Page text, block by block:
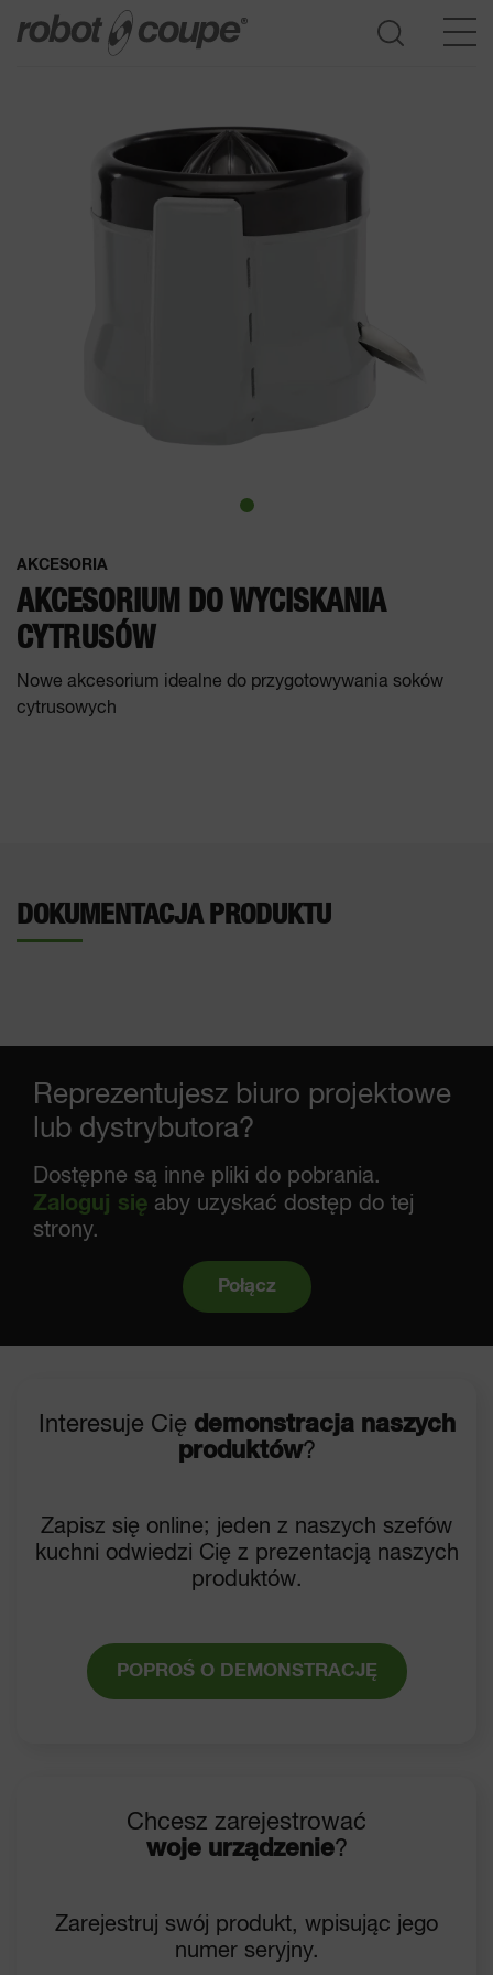
AKCESORIA
AKCESORIUM DO WYCISKANIA
CYTRUSÓW
Nowe akcesorium idealne do przygotowywania soków
cytrusowych
DOKUMENTACJA PRODUKTU
Reprezentujesz biuro projektowe
lub dystrybutora?
Dostępne są inne pliki do pobrania.
Zaloguj się aby uzyskać dostęp do tej
strony.
Połącz
Interesuje Cię demonstracja naszych
produktów?
Zapisz się online; jeden z naszych szefów
kuchni odwiedzi Cię z prezentacją naszych
produktów.
POPROŚ O DEMONSTRACJĘ
Chcesz zarejestrować
woje urządzenie?
Zarejestruj swój produkt, wpisując jego
numer seryjny.
Dostęp do przewodnika wyboru